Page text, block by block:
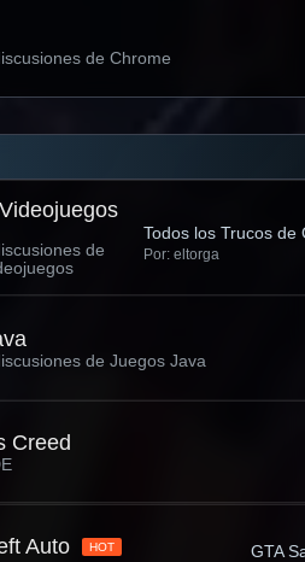
de Chrome
de
Todos los Trucos de
Por: eltorga
de Juegos Java
Creed
Auto HOT GTA